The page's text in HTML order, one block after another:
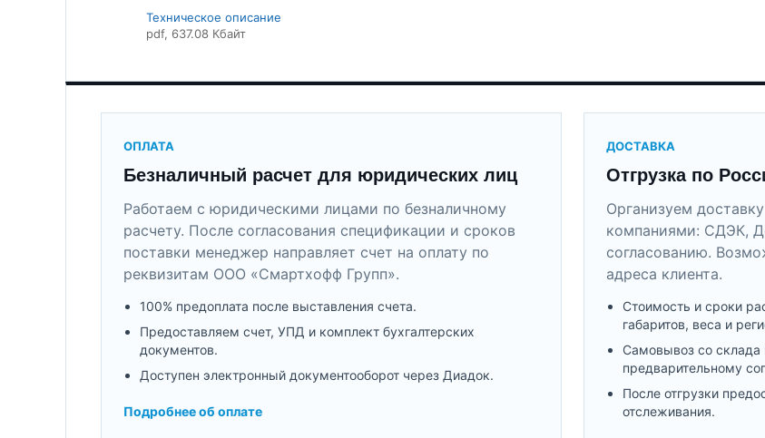
Техническое описание
pdf, 637.08 Кбайт
ОПЛАТА
Безналичный расчет для юридических лиц
Работаем с юридическими лицами по безналичному
расчету. После согласования спецификации и сроков
поставки менеджер направляет счет на оплату по
реквизитам ООО «Смартхофф Групп».
100% предоплата после выставления счета.
Предоставляем счет, УПД и комплект бухгалтерских
документов.
Доступен электронный документооборот через Диадок.
Подробнее об оплате
ДОСТАВКА
Отгрузка по
Организуем
компаниями: СДЭК,
согласованию.
адреса клиента.
Стоимость и сроки
габаритов, веса и
Самовывоз со
предварительному
После отгрузки
отслеживания.